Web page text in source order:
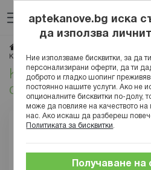
към
съдържанието
Кожа и придатъци (интегументарна система)
Кожа и придатъци
система)
aptekanove.bg иска
да използва
Ние използваме бисквитки, за да
персонализирани оферти, да ти
доброто и гладко шопинг
постоянно нашите услуги. Ако не
опционалните бисквитки по-долу,
може да повлияе на качеството на
нас. Ако искаш да разбереш
Политиката за бисквитки
Получаване на